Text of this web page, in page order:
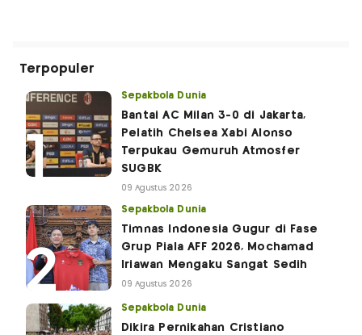
Terpopuler
Sepakbola Dunia
Bantai AC Milan 3-0 di Jakarta,
Pelatih Chelsea Xabi Alonso
Terpukau Gemuruh Atmosfer
SUGBK
09 Agustus 2026
Sepakbola Dunia
Timnas Indonesia Gugur di Fase
Grup Piala AFF 2026, Mochamad
Iriawan Mengaku Sangat Sedih
09 Agustus 2026
Sepakbola Dunia
Dikira Pernikahan Cristiano